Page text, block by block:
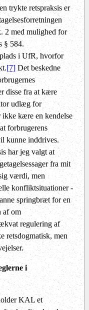
trykte retspraksis er
2 med mulighed for
§ 584.
i UfR, hvorfor
[7]Det beskedne
disse fra at kære
udlæg for
kære en kendelse
forbrugerens
kunne inddrives.
har jeg valgt at
fra mit
værdi, men
konfliktsituationer -
springbræt for en
af om
regulering af
retsdogmatisk, men
i
KAL et